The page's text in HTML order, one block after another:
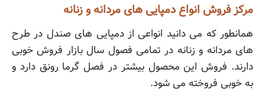
مرکز فروش انواع دمپایی های مردانه و زنانه
همانطور که می دانید انواعی از دمپایی های صندل در طرح
های مردانه و زنانه در تمامی فصول سال بازار فروش خوبی
دارند. فروش این محصول بیشتر در فصل گرما رونق دارد و
به خوبی فروخته می شود.